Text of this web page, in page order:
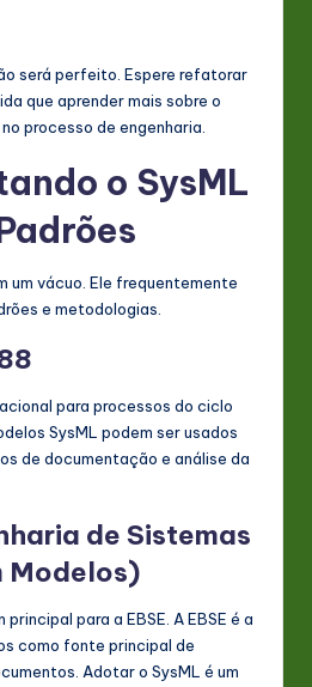
será perfeito. Espere refatorar
que aprender mais sobre o
processo de engenharia.
o SysML
um vácuo. Ele frequentemente
e metodologias.
para processos do ciclo
SysML podem ser usados
de documentação e análise da
de Sistemas
Modelos)
principal para a EBSE. A EBSE é a
como fonte principal de
Adotar o SysML é um